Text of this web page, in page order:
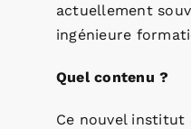
actuellement
ingénieure
Quel contenu ?
Ce nouvel